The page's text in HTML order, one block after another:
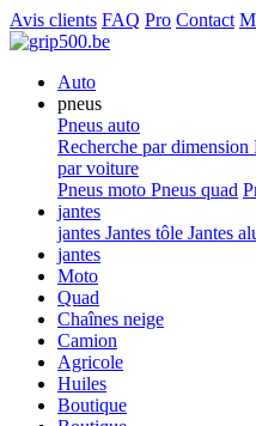
Avis clients FAQ Pro Contact
Auto
pneus
Pneus auto
Recherche par dimension
par voiture
Pneus moto Pneus quad
jantes
jantes Jantes tôle Jantes
jantes
Moto
Quad
Chaînes neige
Camion
Agricole
Huiles
Boutique